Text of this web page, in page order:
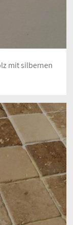
mit silbernen